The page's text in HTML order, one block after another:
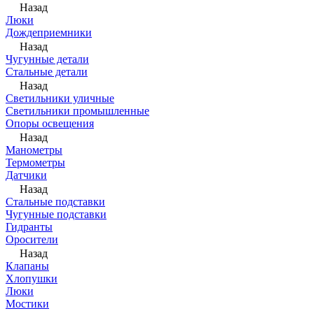
Назад
Люки
Дождеприемники
Назад
Чугунные детали
Стальные детали
Назад
Светильники уличные
Светильники промышленные
Опоры освещения
Назад
Манометры
Термометры
Датчики
Назад
Стальные подставки
Чугунные подставки
Гидранты
Оросители
Назад
Клапаны
Хлопушки
Люки
Мостики